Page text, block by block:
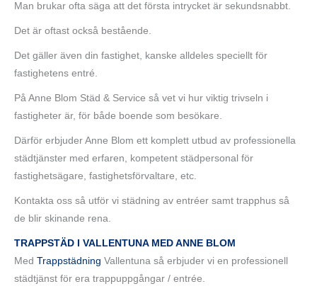
Man brukar ofta säga att det första intrycket är sekundsnabbt.
Det är oftast också bestående.
Det gäller även din fastighet, kanske alldeles speciellt för
fastighetens entré.
På Anne Blom Städ & Service så vet vi hur viktig trivseln i
fastigheter är, för både boende som besökare.
Därför erbjuder Anne Blom ett komplett utbud av professionella
städtjänster med erfaren, kompetent städpersonal för
fastighetsägare, fastighetsförvaltare, etc.
Kontakta oss så utför vi städning av entréer samt trapphus så
de blir skinande rena.
TRAPPSTÄD I VALLENTUNA MED ANNE BLOM
Med Trappstädning Vallentuna så erbjuder vi en professionell
städtjänst för era trappuppgångar / entrée.